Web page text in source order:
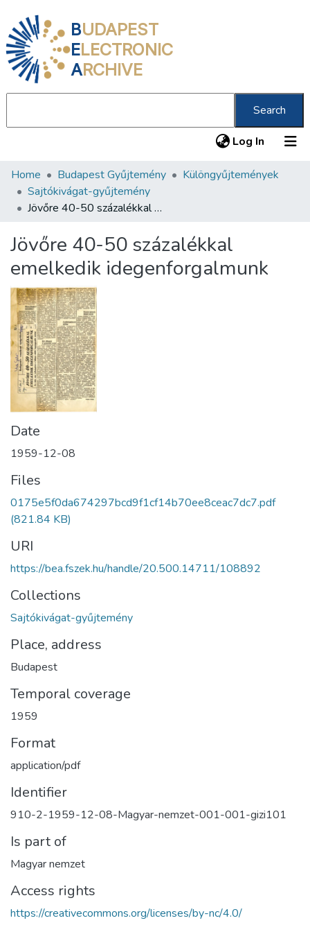
BUDAPEST
ELECTRONIC
ARCHIVE
Search
Log In (current)
Communities & Collections
All of DSpace
About us
Home Budapest Gyűjtemény
Különgyűjtemények
Sajtókivágat-gyűjtemény
Jövőre 40-50 százalékkal emelkedik idegenforgalmunk
Jövőre 40-50 százalékkal
emelkedik idegenforgalmunk
Date
1959-12-08
Files
0175e5f0da674297bcd9f1cf14b70ee8ceac7dc7.pdf
(821.84 KB)
URI
https://bea.fszek.hu/handle/20.500.14711/108892
Collections
Sajtókivágat-gyűjtemény
Place, address
Budapest
Temporal coverage
1959
Format
application/pdf
Identifier
910-2-1959-12-08-Magyar-nemzet-001-001-gizi101
Is part of
Magyar nemzet
Access rights
https://creativecommons.org/licenses/by-nc/4.0/